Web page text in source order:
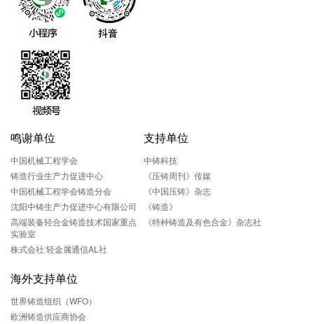
鸣谢单位
中国机械工程学会
铸造行业生产力促进中心
中国机械工程学会铸造分会
沈阳中铸生产力促进中心有限公司
高端装备轻合金铸造技术国家重点
实验室
株式会社 轻金属通信AL社
支持单位
中铸科技
《压铸周刊》传媒
《中国压铸》杂志
《铸造》
《特种铸造及有色合金》杂志社
海外支持单位
世界铸造组织（WFO）
欧洲铸造供应商协会